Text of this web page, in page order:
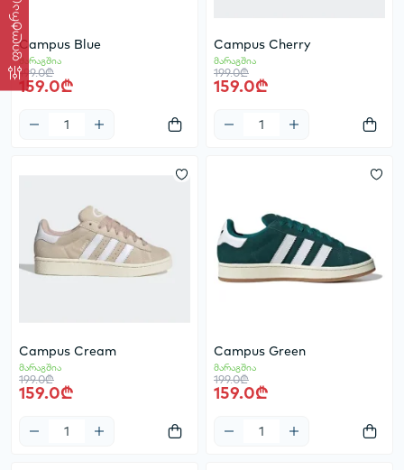
ფილტრაციაCampus Blue
მარაგშია
199.0₾
159.0₾
Campus Cherry
მარაგშია
199.0₾
159.0₾
Campus Cream
მარაგშია
199.0₾
159.0₾
Campus Green
მარაგშია
199.0₾
159.0₾